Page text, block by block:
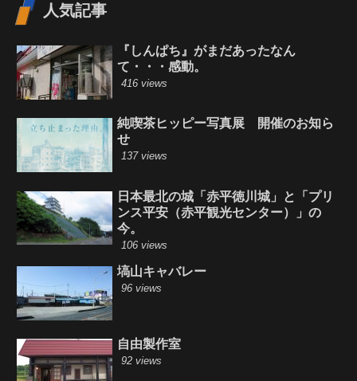
人気記事
『しんぱち』がまだあったなん
て・・・感動。
416 views
純喫茶ヒッピー写真展 開催のお知ら
せ
137 views
日本最北の城「赤平徳川城」と「プリ
ンス平安（赤平観光センター）」の
今。
106 views
塙山キャバレー
96 views
自由製作室
92 views